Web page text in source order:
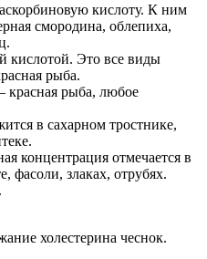
кислоту. К ним
смородина, облепиха,
кислотой. Это все виды
рыба.
красная рыба, любое
в сахарном тростнике,
концентрация отмечается в
фасоли, злаках, отрубях.
холестерина чеснок.